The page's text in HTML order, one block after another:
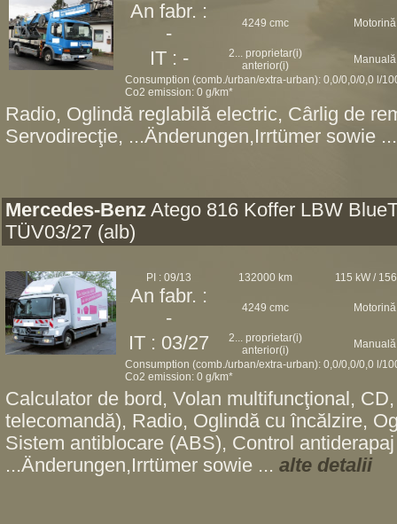
An fabr. :
-
4249 cmc Motorină
IT : -
2... proprietar(i)
anterior(i)
Manuală
Consumption (comb./urban/extra-urban): 0,0/0,0/0,0 l/
Co2 emission: 0 g/km*
Radio, Oglindă reglabilă electric, Cârlig de
Servodirecţie, ...Änderungen,Irrtümer sowie
Mercedes-Benz Atego 816 Koffer LBW
TÜV03/27 (alb)
PI : 09/13 132000 km 115 kW /
An fabr. :
-
4249 cmc Motorină
IT : 03/27
2... proprietar(i)
anterior(i)
Manuală
Consumption (comb./urban/extra-urban): 0,0/0,0/0,0 l/
Co2 emission: 0 g/km*
Calculator de bord, Volan multifuncţional,
telecomandă), Radio, Oglindă cu încălzire,
Sistem antiblocare (ABS), Control
...Änderungen,Irrtümer sowie ... alte detalii